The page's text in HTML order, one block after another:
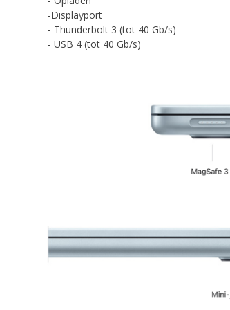
-Displayport
- Thunderbolt 3 (tot 40 Gb/s)
- USB 4 (tot 40 Gb/s)